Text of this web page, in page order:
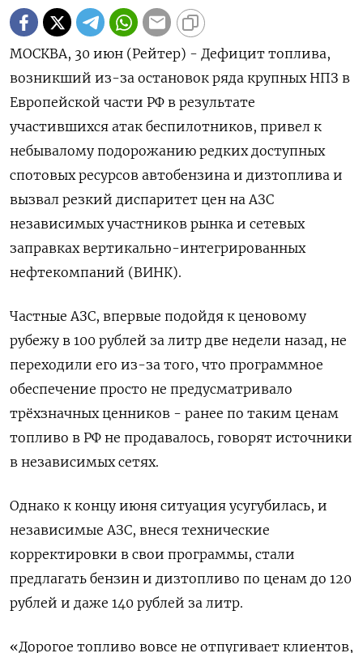
МОСКВА, 30 июн (Рейтер) - Дефицит топлива,
возникший из-за остановок ряда крупных НПЗ в
Европейской части РФ в результате
участившихся атак беспилотников, привел к
небывалому подорожанию редких доступных
спотовых ресурсов автобензина и дизтоплива и
вызвал резкий диспаритет цен на АЗС
независимых участников рынка и сетевых
заправках вертикально-интегрированных
нефтекомпаний (ВИНК).
Частные АЗС, впервые подойдя к ценовому
рубежу в 100 рублей за литр две ‌недели назад, не
переходили его из-за того, что программное
обеспечение просто не предусматривало
трёхзначных ценников - ранее по таким ценам
топливо в РФ не продавалось, говорят источники
в независимых сетях.
Однако к концу июня ситуация усугубилась, и
независимые АЗС, внеся технические
корректировки в свои программы, стали
предлагать бензин и дизтопливо по ценам до 120
рублей и ​даже 140 рублей за литр.
«Дорогое топливо вовсе не отпугивает ​клиентов,